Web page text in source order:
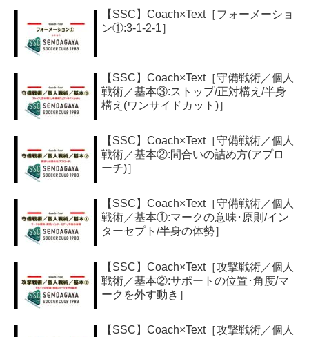
【SSC】Coach×Text［フォーメーショ
ン①:3-1-2-1］
【SSC】Coach×Text［守備戦術／個人
戦術／基本③:ストップ/正対構え/半身
構え(ワンサイドカット)］
【SSC】Coach×Text［守備戦術／個人
戦術／基本②:間合いの詰め方(アプロ
ーチ)］
【SSC】Coach×Text［守備戦術／個人
戦術／基本①:マークの意味･原則/イン
ターセプト/半身の体勢］
【SSC】Coach×Text［攻撃戦術／個人
戦術／基本②:サポートの位置･角度/マ
ークを外す動き］
【SSC】Coach×Text［攻撃戦術／個人